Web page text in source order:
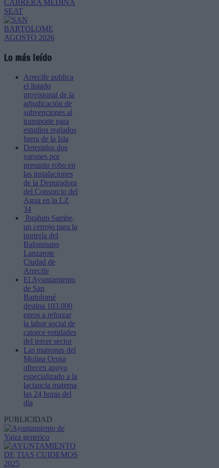
Lo más leído
Arrecife publica
el listado
provisional de la
adjudicación de
subvenciones al
transporte para
estudios reglados
fuera de la Isla
Detenidos dos
varones por
presunto robo en
las instalaciones
de la Depuradora
del Consorcio del
Agua en la LZ
34
Ibrahim Sambe,
un cerrojo para la
portería del
Balonmano
Lanzarote
Ciudad de
Arrecife
El Ayuntamiento
de San
Bartolomé
destina 103.000
euros a reforzar
la labor social de
catorce entidades
del tercer sector
Las matronas del
Molina Orosa
ofrecen apoyo
especializado a la
lactancia materna
las 24 horas del
día
PUBLICIDAD